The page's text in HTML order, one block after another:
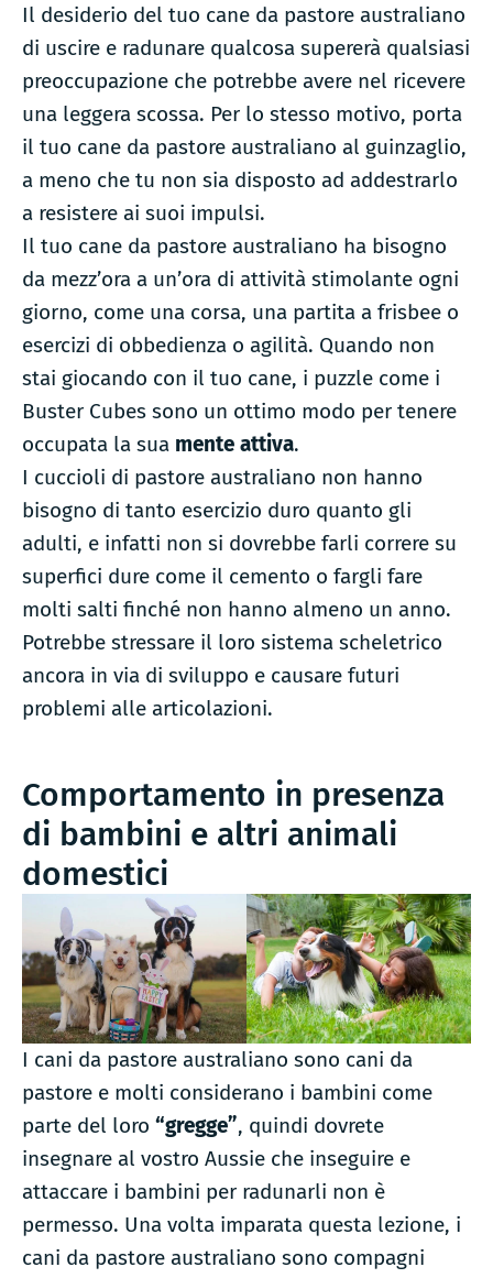
Il desiderio del tuo cane da pastore australiano
di uscire e radunare qualcosa supererà qualsiasi
preoccupazione che potrebbe avere nel ricevere
una leggera scossa. Per lo stesso motivo, porta
il tuo cane da pastore australiano al guinzaglio,
a meno che tu non sia disposto ad addestrarlo
a resistere ai suoi impulsi.
Il tuo cane da pastore australiano ha bisogno
da mezz’ora a un’ora di attività stimolante ogni
giorno, come una corsa, una partita a frisbee o
esercizi di obbedienza o agilità. Quando non
stai giocando con il tuo cane, i puzzle come i
Buster Cubes sono un ottimo modo per tenere
occupata la sua mente attiva.
I cuccioli di pastore australiano non hanno
bisogno di tanto esercizio duro quanto gli
adulti, e infatti non si dovrebbe farli correre su
superfici dure come il cemento o fargli fare
molti salti finché non hanno almeno un anno.
Potrebbe stressare il loro sistema scheletrico
ancora in via di sviluppo e causare futuri
problemi alle articolazioni.
Comportamento in presenza
di bambini e altri animali
domestici
I cani da pastore australiano sono cani da
pastore e molti considerano i bambini come
parte del loro “gregge”, quindi dovrete
insegnare al vostro Aussie che inseguire e
attaccare i bambini per radunarli non è
permesso. Una volta imparata questa lezione, i
cani da pastore australiano sono compagni